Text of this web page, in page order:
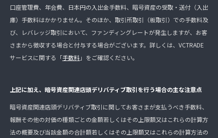
口座管理費、年会費、日本円の入出金手数料、暗号資産の受取・送付（入出
庫）手数料はかかりません。そのほか、取引所取引（板取引）での手数料及
び、レバレッジ取引において、ファンディングレートが発生しますが、お客
さまから徴収する場合と付与する場合がございます。詳しくは、VCTRADE
サービスに関する「手数料」をご確認ください。
上記に加え、暗号資産関連店頭デリバティブ取引を行う場合の主な注意点
暗号資産関連店頭デリバティブ取引に関してお客さまが支払うべき手数料、
報酬その他の対価の種類ごとの金額若しくはその上限額又はこれらの計算方
法の概要及び当該金額の合計額若しくはその上限額又はこれらの計算方法の